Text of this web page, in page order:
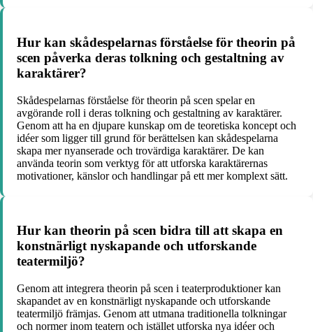
Hur kan skådespelarnas förståelse för theorin på
scen påverka deras tolkning och gestaltning av
karaktärer?
Skådespelarnas förståelse för theorin på scen spelar en
avgörande roll i deras tolkning och gestaltning av karaktärer.
Genom att ha en djupare kunskap om de teoretiska koncept och
idéer som ligger till grund för berättelsen kan skådespelarna
skapa mer nyanserade och trovärdiga karaktärer. De kan
använda teorin som verktyg för att utforska karaktärernas
motivationer, känslor och handlingar på ett mer komplext sätt.
Hur kan theorin på scen bidra till att skapa en
konstnärligt nyskapande och utforskande
teatermiljö?
Genom att integrera theorin på scen i teaterproduktioner kan
skapandet av en konstnärligt nyskapande och utforskande
teatermiljö främjas. Genom att utmana traditionella tolkningar
och normer inom teatern och istället utforska nya idéer och